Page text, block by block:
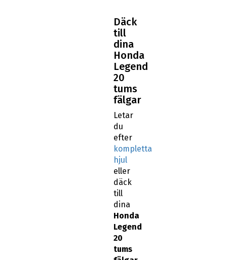
Däck
till
dina
Honda
Legend
20
tums
fälgar
Letar
du
efter
kompletta
hjul
eller
däck
till
dina
Honda
Legend
20
tums